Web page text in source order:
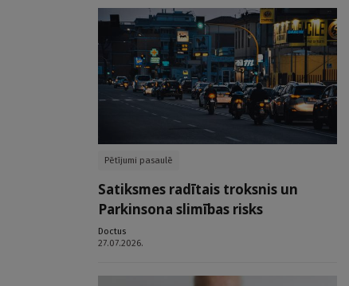
Pētījumi pasaulē
Satiksmes radītais troksnis un
Parkinsona slimības risks
Doctus
27.07.2026.